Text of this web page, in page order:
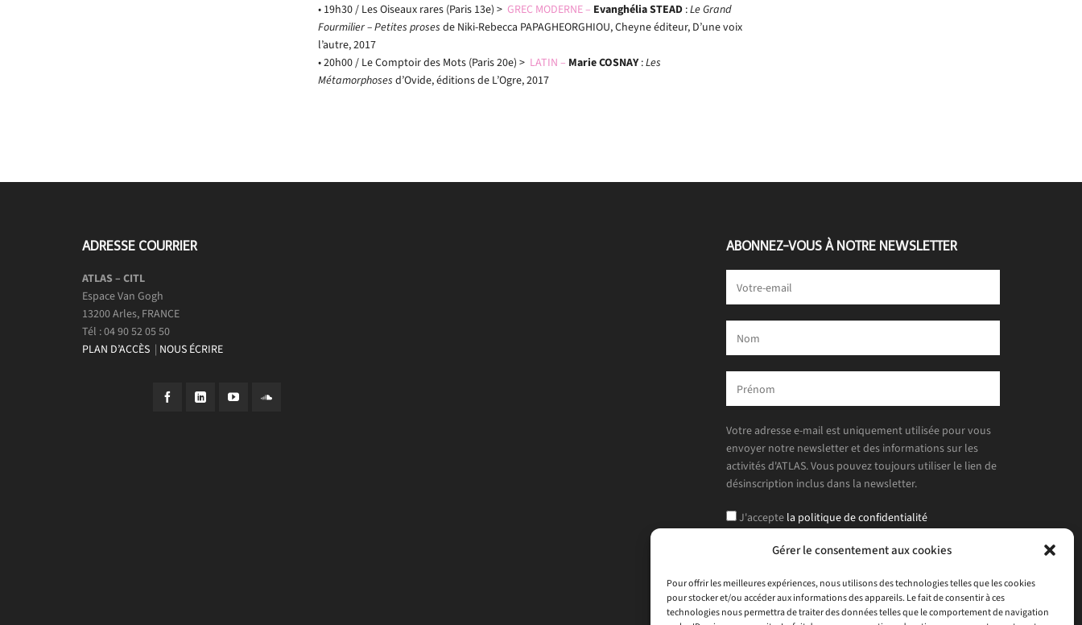
Gérer le consentement aux cookies
Pour offrir les meilleures expériences, nous utilisons des technologies telles que les cookies
pour stocker et/ou accéder aux informations des appareils. Le fait de consentir à ces
technologies nous permettra de traiter des données telles que le comportement de navigation
• 19h30 / Les Oiseaux rares (Paris 13e) > GREC MODERNE – Evanghélia STEAD :Le Grand
Fourmilier – Petites proses de Niki-Rebecca PAPAGHEORGHIOU, Cheyne éditeur, D’une voix
l’autre, 2017
• 20h00 / Le Comptoir des Mots (Paris 20e) > LATIN – Marie COSNAY:Les
Métamorphoses d’Ovide, éditions de L’Ogre, 2017
ADRESSE COURRIER
ATLAS – CITL
Espace Van Gogh
13200 Arles, FRANCE
Tél : 04 90 52 05 50
PLAN D’ACCÈS | NOUS ÉCRIRE
ABONNEZ-VOUS À NOTRE NEWSLETTER
Votre adresse e-mail est uniquement utilisée pour vous
envoyer notre newsletter et des informations sur les
activités d'ATLAS. Vous pouvez toujours utiliser le lien de
désinscription inclus dans la newsletter.
J'acceptela politique de confidentialité